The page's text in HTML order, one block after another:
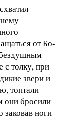
от Бо­
с толку, при
звери и
топтали
они бросили
ноги